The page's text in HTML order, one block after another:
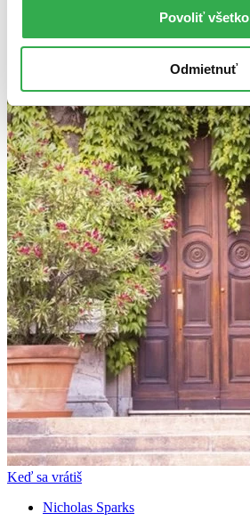
Povoliť všetko
Odmietnuť
Keď sa vrátiš
Nicholas Sparks